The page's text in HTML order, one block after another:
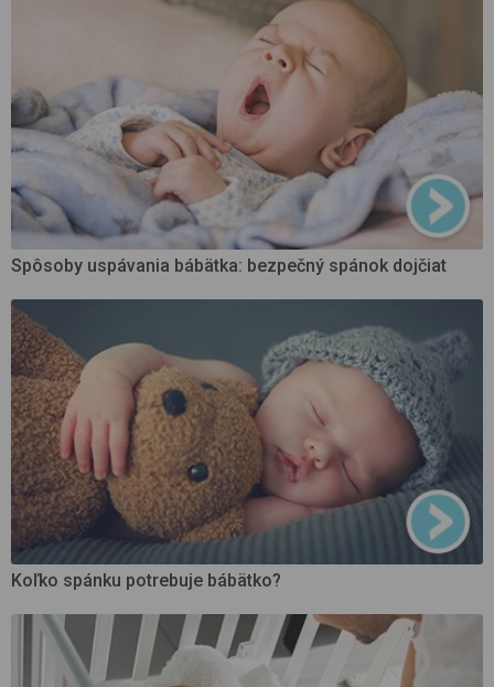
Spôsoby uspávania bábätka: bezpečný spánok dojčiat
Koľko spánku potrebuje bábätko?